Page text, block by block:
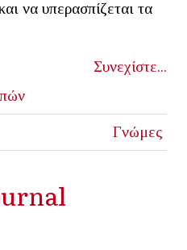
να υπερασπίζεται τα
Συνεχίστε...
Γνώμες